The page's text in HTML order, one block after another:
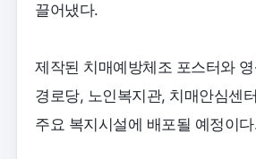
끌어냈다.
제작된 치매예방체조 포스터와
경로당, 노인복지관, 치매안심센
주요 복지시설에 배포될 예정이